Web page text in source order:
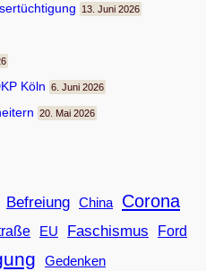
13. Juni 2026
Köln 6. Juni 2026
20. Mai 2026
Befreiung China Corona
EU Faschismus
Ford
Gedenken